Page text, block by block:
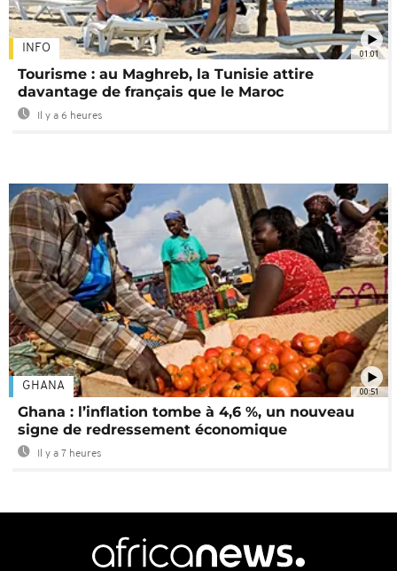
01:01
INFO
Tourisme : au Maghreb, la Tunisie attire
davantage de français que le Maroc
Il y a 6 heures
00:51
GHANA
Ghana : l’inflation tombe à 4,6 %, un nouveau
signe de redressement économique
Il y a 7 heures